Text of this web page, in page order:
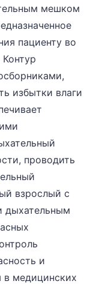
мешком
пациенту во
избытки влаги
проводить
взрослый с
дыхательным
и
в медицинских